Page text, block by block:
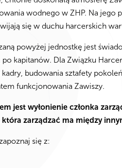
wodnego w ZHP. Na jego
się w duchu harcerskich
powyżej jednostkę jest
kapitanów. Dla Związku
budowania sztafety
funkcjonowania Zawiszy.
jest wyłonienie członka
zarządzać ma między
się z: